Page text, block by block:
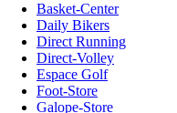
Basket-Center
Daily Bikers
Direct Running
Direct-Volley
Espace Golf
Foot-Store
Galope-Store